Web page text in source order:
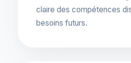
claire des compétences
besoins futurs.